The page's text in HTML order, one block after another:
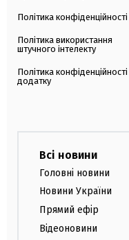
Політика конфіденційності
Політика використання
штучного інтелекту
Політика конфіденційності
додатку
Всі новини
Головні новини
Новини України
Прямий ефір
Відеоновини